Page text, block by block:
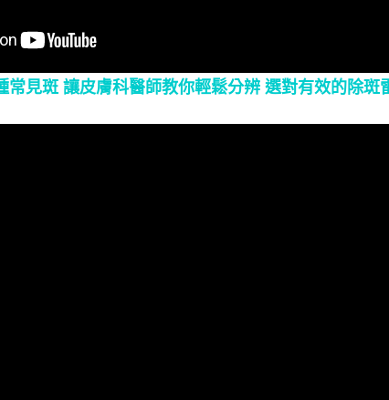
見斑 讓皮膚科醫師教你輕鬆分辨 選對有效的除斑